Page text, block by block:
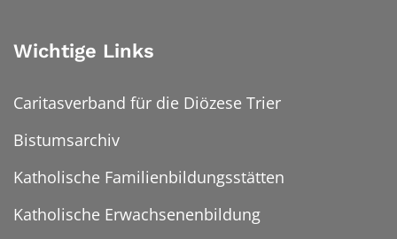
Wichtige Links
Caritasverband für die Diözese Trier
Bistumsarchiv
Katholische Familienbildungsstätten
Katholische Erwachsenenbildung